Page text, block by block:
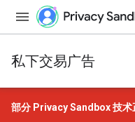
私下交易广告
部分 Privacy Sandbox 技术